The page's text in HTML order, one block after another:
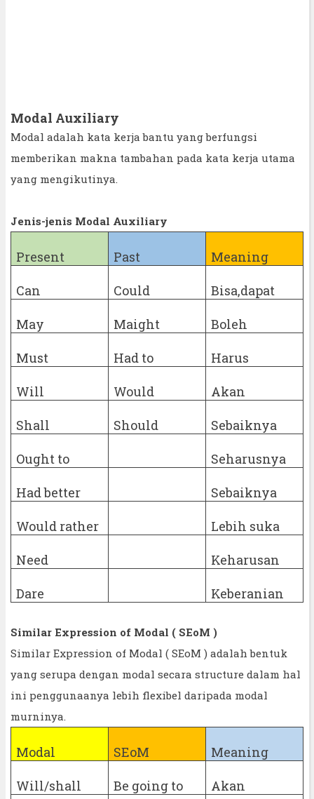
Modal Auxiliary
Modal adalah kata kerja bantu yang berfungsi
memberikan makna tambahan pada kata kerja utama
yang mengikutinya.
Jenis-jenis Modal Auxiliary
Present Past
Meaning
Can
Could
Bisa,dapat
May
Maight
Boleh
Must
Had to
Harus
Will
Would
Akan
Shall
Should
Sebaiknya
Ought to
Seharusnya
Had better
Sebaiknya
Would rather
Lebih suka
Need
Keharusan
Dare
Keberanian
Similar Expression of Modal ( SEoM )
Similar Expression of Modal ( SEoM ) adalah bentuk
yang serupa dengan modal secara structure dalam hal
ini penggunaanya lebih flexibel daripada modal
murninya.
Modal SEoM
Meaning
Will/shall
Be going to
Akan